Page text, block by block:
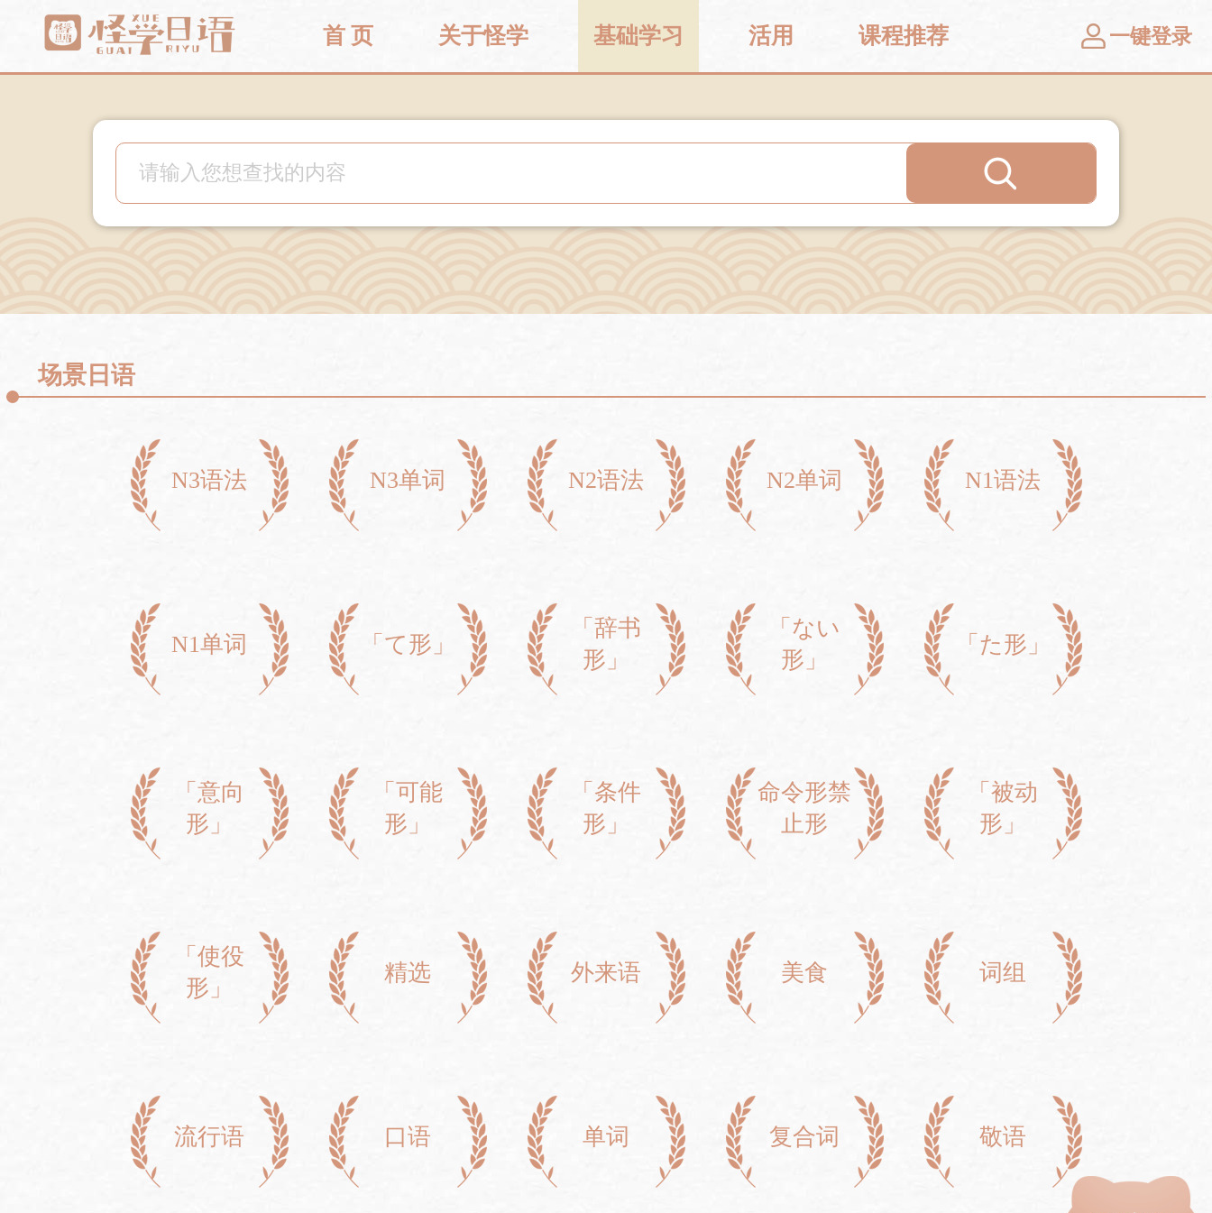
首 页 关于怪学 基础学习 活用 课程推荐 一键登录
场景日语
N3语法 N3单词 N2语法 N2单词 N1语法
N1单词 「て形」
「辞书
形」
「ない
形」
「た形」
「意向
形」
「可能
形」
「条件
形」
命令形禁
止形
「被动
形」
「使役
形」
精选 外来语 美食 词组
流行语 口语 单词 复合词 敬语